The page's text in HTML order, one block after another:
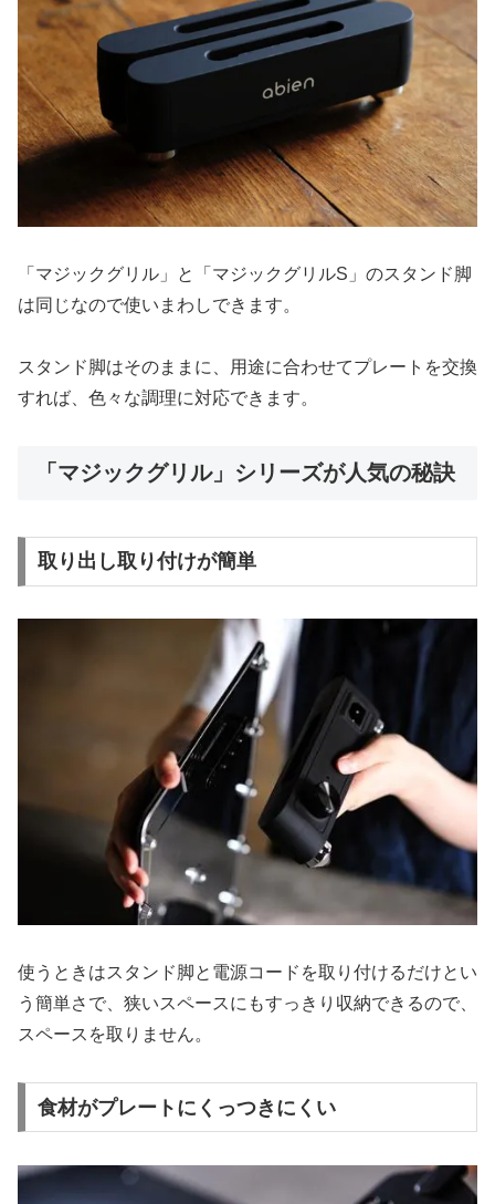
「マジックグリル」と「マジックグリルS」のスタンド脚
は同じなので使いまわしできます。
スタンド脚はそのままに、用途に合わせてプレートを交換
すれば、色々な調理に対応できます。
「マジックグリル」シリーズが人気の秘訣
取り出し取り付けが簡単
使うときはスタンド脚と電源コードを取り付けるだけとい
う簡単さで、狭いスペースにもすっきり収納できるので、
スペースを取りません。
食材がプレートにくっつきにくい